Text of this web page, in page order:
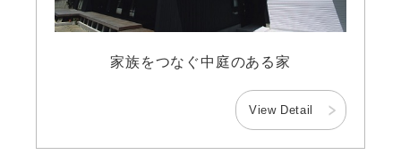
家族をつなぐ中庭のある家
View Detail